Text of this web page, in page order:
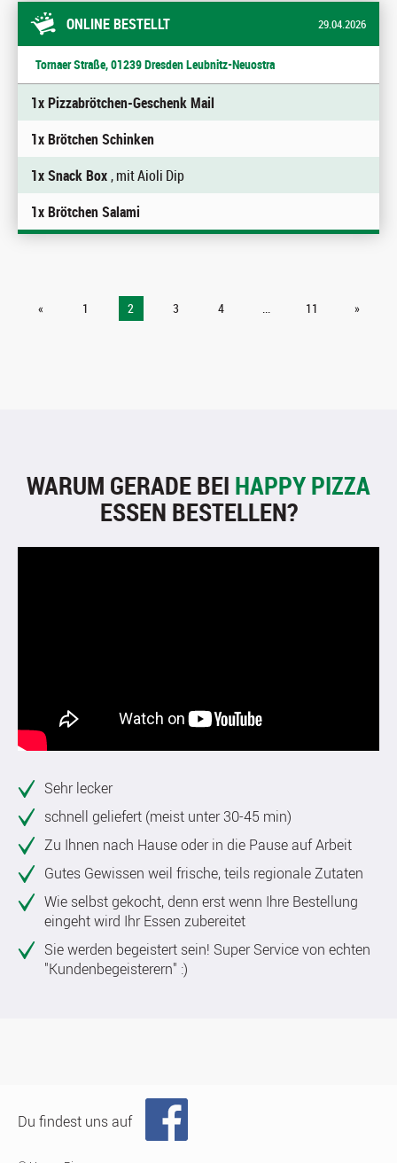
ONLINE BESTELLT 29.04.2026
Tornaer Straße, 01239 Dresden Leubnitz-Neuostra
1x Pizzabrötchen-Geschenk Mail
1x Brötchen Schinken
1x Snack Box, mit Aioli Dip
1x Brötchen Salami
« 1 2 3 4 ... 11 »
WARUM GERADE BEI HAPPY PIZZA
ESSEN BESTELLEN?
Sehr lecker
schnell geliefert (meist unter 30-45 min)
Zu Ihnen nach Hause oder in die Pause auf Arbeit
Gutes Gewissen weil frische, teils regionale Zutaten
Wie selbst gekocht, denn erst wenn Ihre Bestellung
eingeht wird Ihr Essen zubereitet
Sie werden begeistert sein! Super Service von echten
"Kundenbegeisterern" :)
Du findest uns auf